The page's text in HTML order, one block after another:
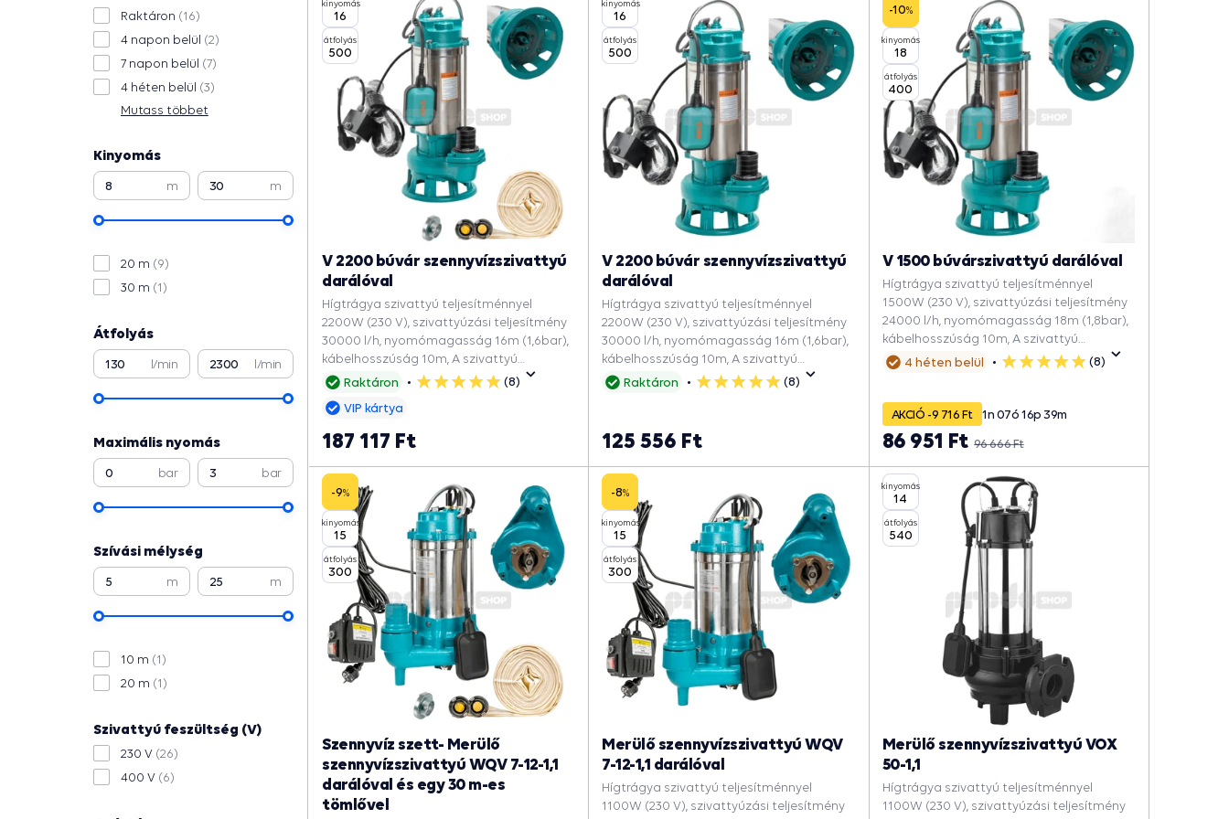
Raktáron (16)
4 napon belül (2)
7 napon belül (7)
4 héten belül (3)
Mutass többet
Kinyomás
m m
20 m (9)
30 m (1)
Átfolyás
l/min l/min
Maximális nyomás
bar bar
Szívási mélység
m m
10 m (1)
20 m (1)
Szivattyú feszültség (V)
230 V (26)
400 V (6)
kinyomás
16
átfolyás
500
Raktáron
5
(8)
V 2200 búvár szennyvízszivattyú
darálóval
Hígtrágya szivattyú teljesítménnyel
2200W (230 V), szivattyúzási teljesítmény
30000 l/h, nyomómagasság 16m (1,6bar),
kábelhosszúság 10m, A szivattyú
csatorna aknába, A pöcegödörbe,
víztelenítésére, Hogy kimerítse a
medencét, Esővízért, Szennyvízszivattyú.
VIP kártya
187 117 Ft
kinyomás
16
átfolyás
500
Raktáron
5
(8)
V 2200 búvár szennyvízszivattyú
darálóval
Hígtrágya szivattyú teljesítménnyel
2200W (230 V), szivattyúzási teljesítmény
30000 l/h, nyomómagasság 16m (1,6bar),
kábelhosszúság 10m, A szivattyú
csatorna aknába, A pöcegödörbe,
medencét, Esővízért.
125 556 Ft
-10%
kinyomás
18
átfolyás
400
4 héten belül
5
(8)
V 1500 búvárszivattyú darálóval
Hígtrágya szivattyú teljesítménnyel
1500W (230 V), szivattyúzási teljesítmény
24000 l/h, nyomómagasság 18m (1,8bar),
kábelhosszúság 10m, A szivattyú
csatorna aknába, A pöcegödörbe,
medencét, Esővízért.
AKCIÓ -9 716 Ft 1n07ó16p 38m
96 666 Ft
86 951 Ft
-9%
kinyomás
15
átfolyás
300
Szennyvíz szett- Merülő
szennyvízszivattyú WQV 7-12-1,1
darálóval és egy 30 m-es
tömlővel
-8%
kinyomás
15
átfolyás
300
Merülő szennyvízszivattyú WQV
7-12-1,1 darálóval
Hígtrágya szivattyú teljesítménnyel
1100W (230 V), szivattyúzási teljesítmény
kinyomás
14
átfolyás
540
Merülő szennyvízszivattyú VOX
50-1,1
Hígtrágya szivattyú teljesítménnyel
1100W (230 V), szivattyúzási teljesítmény